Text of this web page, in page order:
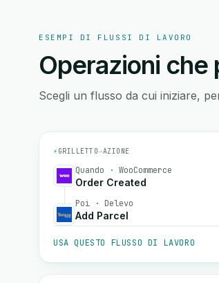
ESEMPI DI FLUSSI DI LAVORO
Operazioni che
Scegli un flusso da cui iniziare,
⚡ GRILLETTO→AZIONE
Quando · WooCommerce
Order Created
Poi · Delevo
Add Parcel
USA QUESTO FLUSSO DI LAVORO